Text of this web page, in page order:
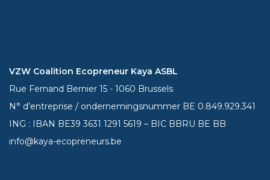
VZW Coalition Ecopreneur Kaya ASBL
Rue Fernand Bernier 15 - 1060 Brussels
N° d’entreprise / ondernemingsnummer BE 0.849.929.341
ING : IBAN BE393631 1291 5619 – BIC BBRU BE BB
info@kaya-ecopreneurs.be